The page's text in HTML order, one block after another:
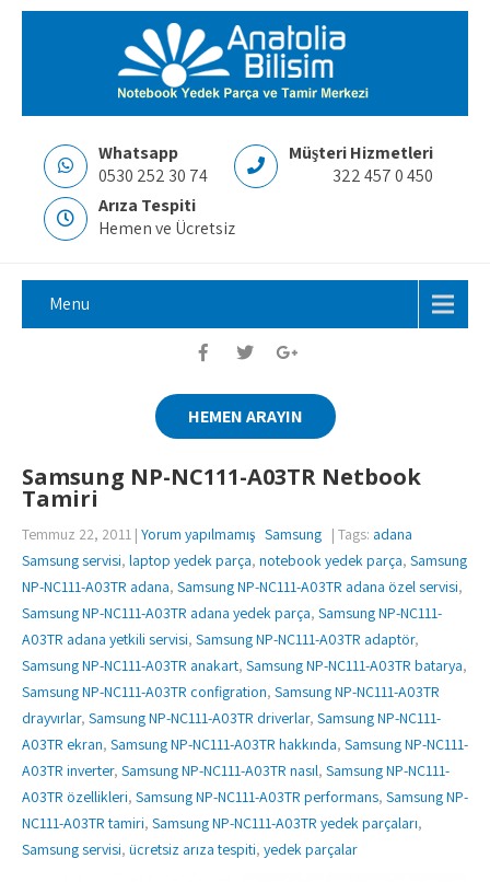
Whatsapp
0530 252 30 74
Müşteri Hizmetleri
322 457 0 450
Arıza Tespiti
Hemen ve Ücretsiz
Menu
HEMEN ARAYIN
Samsung NP-NC111-A03TR Netbook
Tamiri
Temmuz 22, 2011 | Yorum yapılmamış Samsung | Tags: adana
Samsung servisi, laptop yedek parça, notebook yedek parça, Samsung
NP-NC111-A03TR adana, Samsung NP-NC111-A03TR adana özel servisi,
Samsung NP-NC111-A03TR adana yedek parça, Samsung NP-NC111-
A03TR adana yetkili servisi, Samsung NP-NC111-A03TR adaptör,
Samsung NP-NC111-A03TR anakart, Samsung NP-NC111-A03TR batarya,
Samsung NP-NC111-A03TR configration, Samsung NP-NC111-A03TR
drayvırlar, Samsung NP-NC111-A03TR driverlar, Samsung NP-NC111-
A03TR ekran, Samsung NP-NC111-A03TR hakkında, Samsung NP-NC111-
A03TR inverter, Samsung NP-NC111-A03TR nasıl, Samsung NP-NC111-
A03TR özellikleri, Samsung NP-NC111-A03TR performans, Samsung NP-
NC111-A03TR tamiri, Samsung NP-NC111-A03TR yedek parçaları,
Samsung servisi, ücretsiz arıza tespiti, yedek parçalar